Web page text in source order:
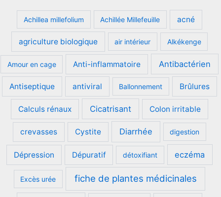
Achillea millefolium Achillée Millefeuille acné
agriculture biologique air intérieur Alkékenge
Amour en cage Anti-inflammatoire Antibactérien
Antiseptique antiviral Ballonnement Brûlures
Calculs rénaux Cicatrisant Colon irritable
crevasses Cystite Diarrhée digestion
Dépression Dépuratif détoxifiant eczéma
Excès urée fiche de plantes médicinales